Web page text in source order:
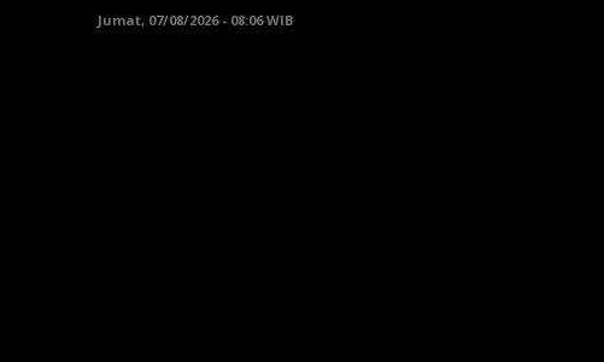
Jumat, 07/08/2026 - 08:06 WIB